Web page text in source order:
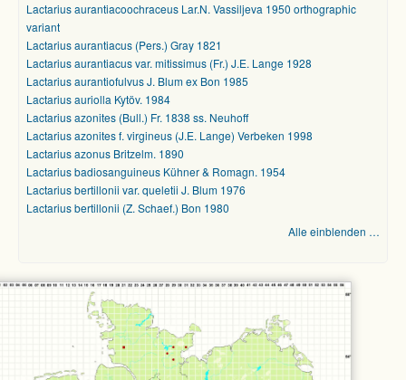
Lactarius aurantiacoochraceus Lar.N. Vassiljeva 1950 orthographic
variant
Lactarius aurantiacus (Pers.) Gray 1821
Lactarius aurantiacus var. mitissimus (Fr.) J.E. Lange 1928
Lactarius aurantiofulvus J. Blum ex Bon 1985
Lactarius auriolla Kytöv. 1984
Lactarius azonites (Bull.) Fr. 1838 ss. Neuhoff
Lactarius azonites f. virgineus (J.E. Lange) Verbeken 1998
Lactarius azonus Britzelm. 1890
Lactarius badiosanguineus Kühner & Romagn. 1954
Lactarius bertillonii var. queletii J. Blum 1976
Lactarius bertillonii (Z. Schaef.) Bon 1980
Alle einblenden …